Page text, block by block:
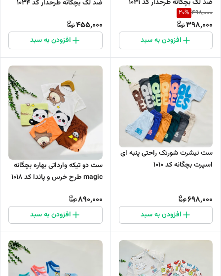
ضد لک بچگانه طرحدار کد 1031
498,000
20%
398,000
افزودن به سبد
ضد لک بچگانه طرحدار کد 1034
455,000
افزودن به سبد
ست تیشرت شورتک راحتی پنبه ای
اسپرت بچگانه کد 1010
698,000
افزودن به سبد
ست دو تیکه وارداتی بهاره بچگانه
magic طرح خرس و پاندا کد 1018
890,000
افزودن به سبد